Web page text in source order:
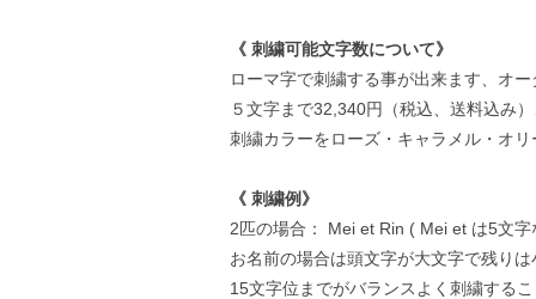
《 刺繍可能文字数について》
ローマ字で刺繍する事が出来ます、オ
５文字まで32,340円（税込、送料込み
刺繍カラーをローズ・キャラメル・オ
《 刺繍例》
2匹の場合： Mei et Rin ( Mei et は5文
お名前の場合は頭文字が大文字で残り
15文字位までがバランスよく刺繍する